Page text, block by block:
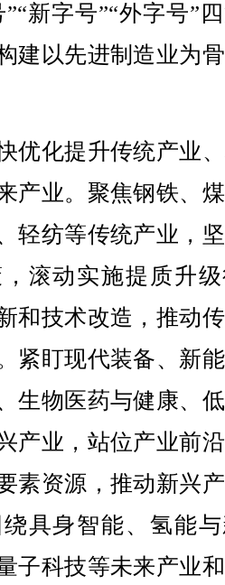
新字号”“外字号”
建以先进制造业为
化提升传统产业
产业。聚焦钢铁、
轻纺等传统产业，
滚动实施提质升
和技术改造，推动
紧盯现代装备、新
生物医药与健康、
产业，站位产业前
素资源，推动新兴
具身智能、氢能
子科技等未来产业